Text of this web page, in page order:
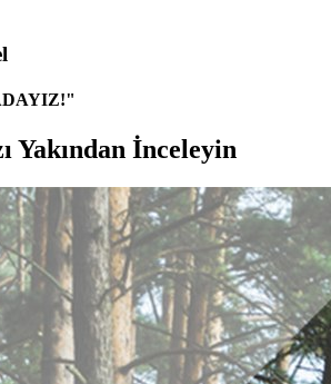
Yakından İnceleyin